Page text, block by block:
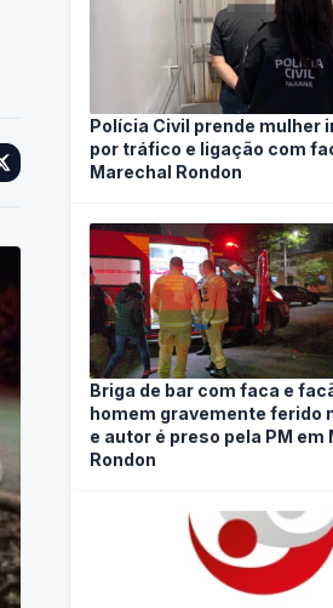
Polícia Civil prende mulher
por tráfico e ligação com
Marechal Rondon
Briga de bar com faca e
homem gravemente ferido
e autor é preso pela PM em
Rondon